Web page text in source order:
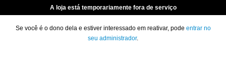
A loja está temporariamente fora de serviço
Se você é o dono dela e estiver interessado em reativar, pode entrar no
seu administrador.